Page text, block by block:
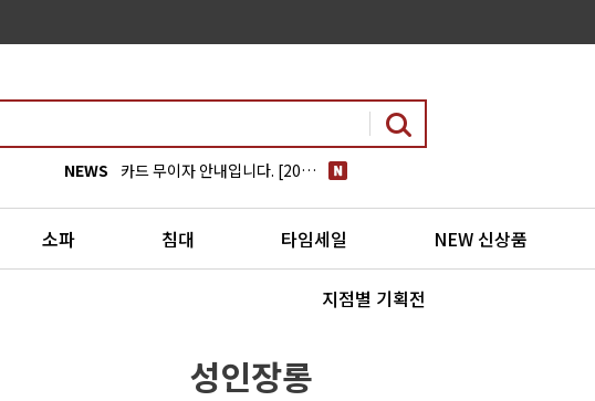
NEWS 카드 무이자 안내입니다. [2026년 07월]
글로리가구 쇼룸 전시장 리뉴얼 안내
소파 침대 타임세일 NEW 신상품
지점별 기획전
성인장롱